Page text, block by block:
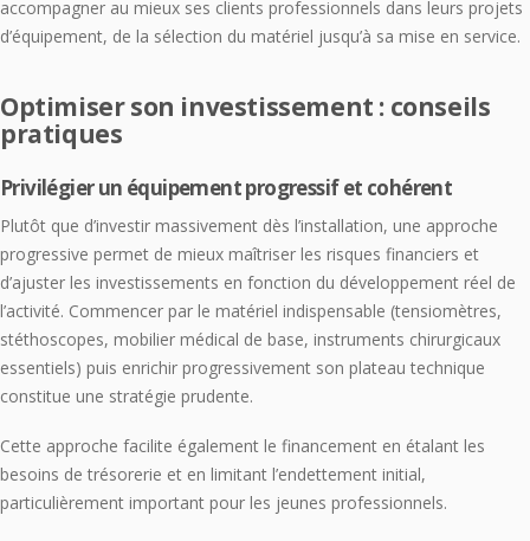
accompagner au mieux ses clients professionnels dans leurs projets
d’équipement, de la sélection du matériel jusqu’à sa mise en service.
Optimiser son investissement : conseils
pratiques
Privilégier un équipement progressif et cohérent
Plutôt que d’investir massivement dès l’installation, une approche
progressive permet de mieux maîtriser les risques financiers et
d’ajuster les investissements en fonction du développement réel de
l’activité. Commencer par le matériel indispensable (tensiomètres,
stéthoscopes, mobilier médical de base, instruments chirurgicaux
essentiels) puis enrichir progressivement son plateau technique
constitue une stratégie prudente.
Cette approche facilite également le financement en étalant les
besoins de trésorerie et en limitant l’endettement initial,
particulièrement important pour les jeunes professionnels.